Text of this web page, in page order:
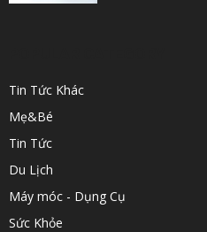
Tin Tức Khác
Mẹ&Bé
Tin Tức
Du Lịch
Máy móc - Dụng Cụ
Sức Khỏe